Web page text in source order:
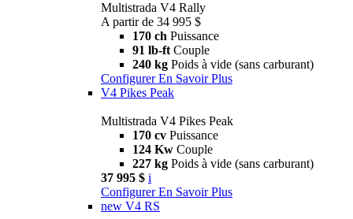
Multistrada V4 Rally
A partir de 34 995 $
170 ch Puissance
91 lb-ft Couple
240 kg Poids à vide (sans carburant)
Configurer En Savoir Plus
V4 Pikes Peak
Multistrada V4 Pikes Peak
170 cv Puissance
124 Kw Couple
227 kg Poids à vide (sans carburant)
37 995 $ i
Configurer En Savoir Plus
new V4 RS